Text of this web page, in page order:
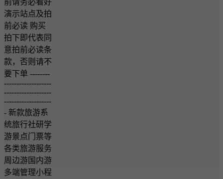
前请务必看好
演示站点及拍
前必读 购买
拍下即代表同
意拍前必读条
款，否则请不
要下单 --------
-------------------
-------------------
-------------------
- 新款旅游系
统旅行社研学
游景点门票等
各类旅游服务
周边游国内游
多端管理小程